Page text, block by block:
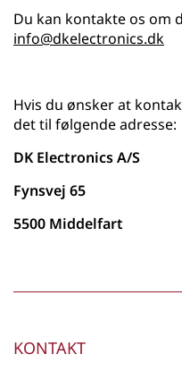
Du kan kontakte os om
info@dkelectronics.dk
Hvis du ønsker at
det til følgende adresse:
DK Electronics A/S
Fynsvej 65
5500 Middelfart
KONTAKT